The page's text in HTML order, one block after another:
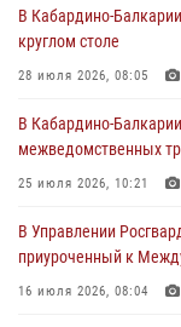
направлении
31 июля 2026, 09:22
генерала армии
представителя
Кавказском
Управление
информирует
В Кабардино-
круглом столе
28 июля 2026, 08:05
В Кабардино-
межведомственных
25 июля 2026, 10:21
В Управлении
приуроченный к
16 июля 2026, 08:04